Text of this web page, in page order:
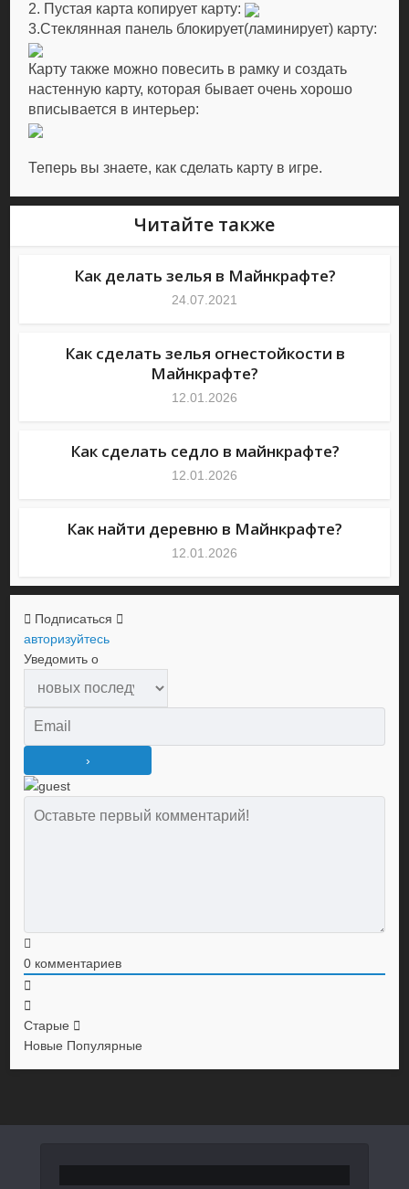
2. Пустая карта копирует карту:
3.Стеклянная панель блокирует(ламинирует) карту:
Карту также можно повесить в рамку и создать
настенную карту, которая бывает очень хорошо
вписывается в интерьер:
Теперь вы знаете, как сделать карту в игре.
Читайте также
Как делать зелья в Майнкрафте?
24.07.2021
Как сделать зелья огнестойкости в
Майнкрафте?
12.01.2026
Как сделать седло в майнкрафте?
12.01.2026
Как найти деревню в Майнкрафте?
12.01.2026
Подписаться
авторизуйтесь
Уведомить о
0 комментариев
Старые
Новые Популярные